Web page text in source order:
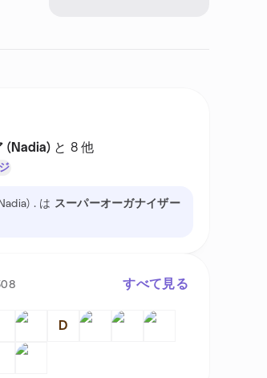
(Nadia) と 8 他
. は スーパーオーガナイザー
すべて見る
D